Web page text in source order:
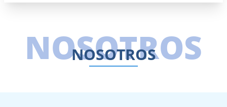
NOSOTROS
NOSOTROS